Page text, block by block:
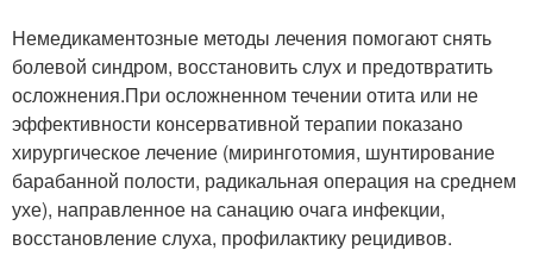
Немедикаментозные методы лечения помогают снять
болевой синдром, восстановить слух и предотвратить
осложнения.При осложненном течении отита или не
эффективности консервативной терапии показано
хирургическое лечение (миринготомия, шунтирование
барабанной полости, радикальная операция на среднем
ухе), направленное на санацию очага инфекции,
восстановление слуха, профилактику рецидивов.